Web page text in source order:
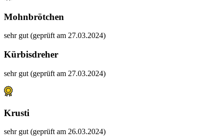
Mohnbrötchen
sehr gut (geprüft am 27.03.2024)
Kürbisdreher
sehr gut (geprüft am 27.03.2024)
Krusti
sehr gut (geprüft am 26.03.2024)